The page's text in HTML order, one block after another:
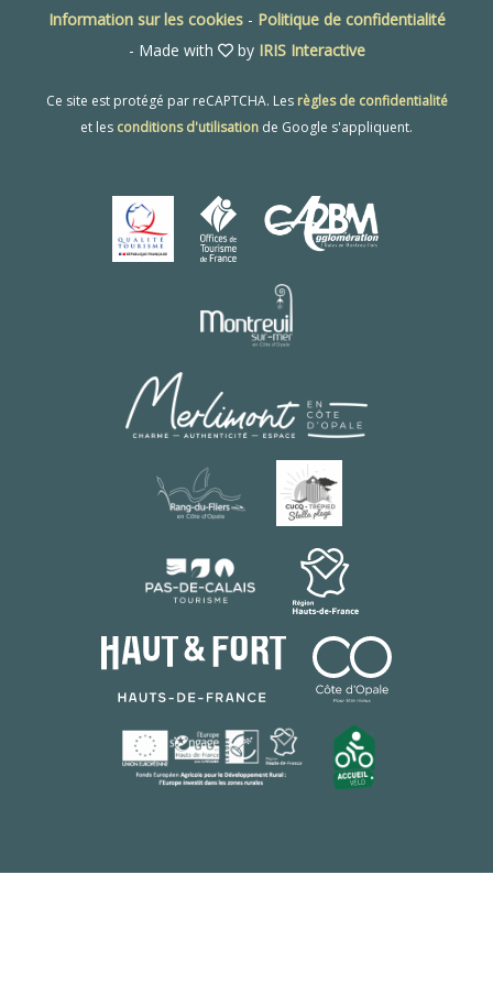
Information sur les cookies- Politique de confidentialité
- Made with
by IRIS Interactive
Ce site est protégé par reCAPTCHA. Les règles de confidentialité
et les conditions d'utilisation de Google s'appliquent.